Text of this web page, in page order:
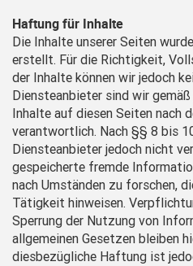
Haftung für Inhalte
Die Inhalte unserer Seiten
erstellt. Für die Richtigkeit,
der Inhalte können wir jedoch
Diensteanbieter sind wir
Inhalte auf diesen Seiten nach
verantwortlich. Nach §§ 8 bis
Diensteanbieter jedoch nicht
gespeicherte fremde
nach Umständen zu forschen,
Tätigkeit hinweisen.
Sperrung der Nutzung von
allgemeinen Gesetzen bleiben
diesbezügliche Haftung ist